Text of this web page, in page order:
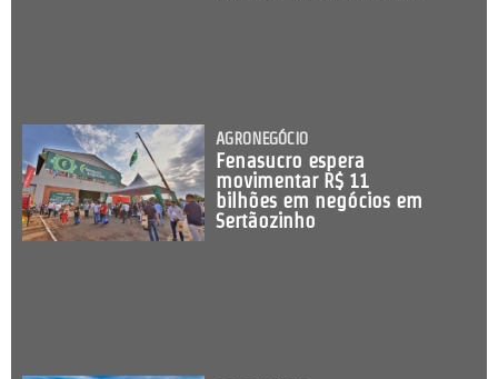
AGRONEGÓCIO
Fenasucro espera
movimentar R$ 11
bilhões em negócios em
Sertãozinho